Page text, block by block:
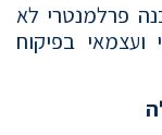
פרלמנטרי לא
בפיקוח